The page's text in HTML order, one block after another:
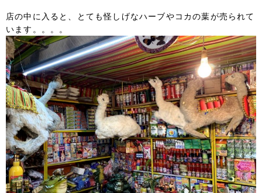
店の中に入ると、とても怪しげなハーブやコカの葉が売られて
います。。。。